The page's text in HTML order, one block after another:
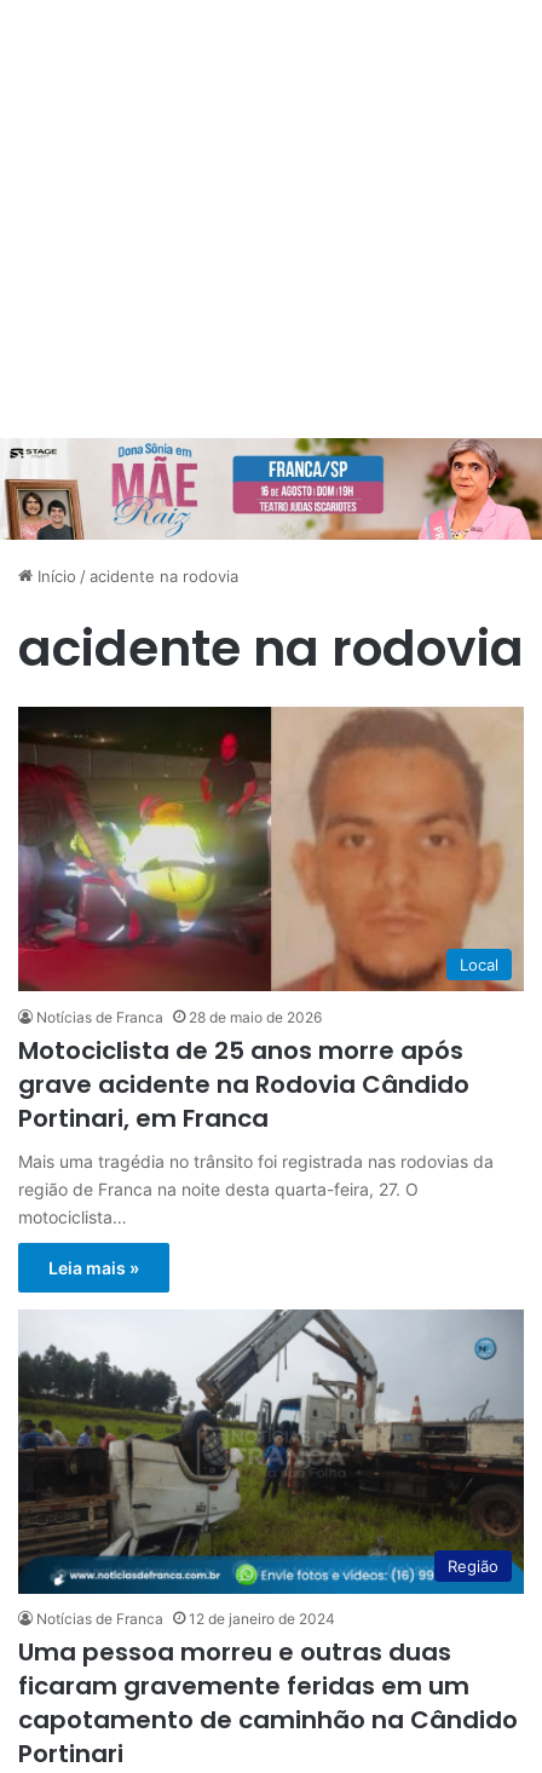
Início /acidente na rodovia
acidente na rodovia
Local
Notícias de Franca 28 de maio de 2026
Motociclista de 25 anos morre após
grave acidente na Rodovia Cândido
Portinari, em Franca
Mais uma tragédia no trânsito foi registrada nas rodovias da
região de Franca na noite desta quarta-feira, 27. O
motociclista…
Leia mais »
Região
Notícias de Franca 12 de janeiro de 2024
Uma pessoa morreu e outras duas
ficaram gravemente feridas em um
capotamento de caminhão na Cândido
Portinari